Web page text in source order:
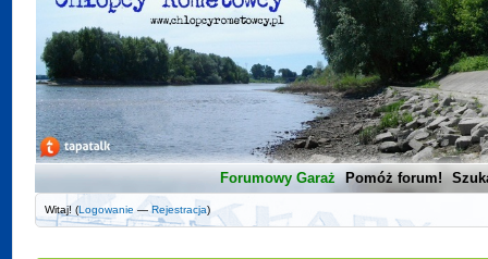
Forumowy Garaż Pomóż forum!
Witaj! (Logowanie —Rejestracja)